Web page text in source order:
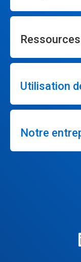
Utilisation
Notre